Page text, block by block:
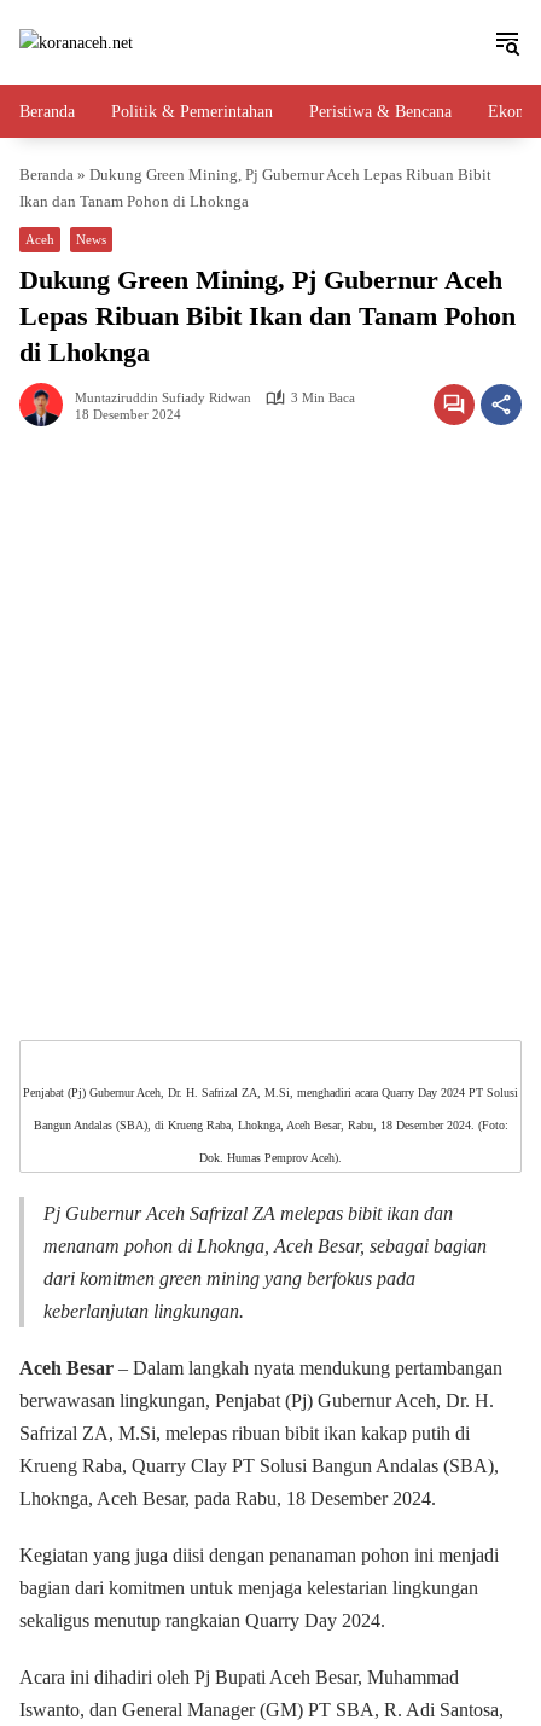
Beranda Politik & Pemerintahan Peristiwa & Bencana
Beranda » Dukung Green Mining, Pj Gubernur Aceh Lepas Ribuan Bibit
Ikan dan Tanam Pohon di Lhoknga
Aceh News
Dukung Green Mining, Pj Gubernur Aceh
Lepas Ribuan Bibit Ikan dan Tanam Pohon
di Lhoknga
Muntaziruddin Sufiady Ridwan
3 Min Baca
18 Desember 2024
Penjabat (Pj) Gubernur Aceh, Dr. H. Safrizal ZA, M.Si, menghadiri acara Quarry Day 2024 PT Solusi
Bangun Andalas (SBA), di Krueng Raba, Lhoknga, Aceh Besar, Rabu, 18 Desember 2024. (Foto:
Dok. Humas Pemprov Aceh).
Pj Gubernur Aceh Safrizal ZA melepas bibit ikan dan
menanam pohon di Lhoknga, Aceh Besar, sebagai bagian
dari komitmen green mining yang berfokus pada
keberlanjutan lingkungan.
Aceh Besar – Dalam langkah nyata mendukung pertambangan
berwawasan lingkungan, Penjabat (Pj) Gubernur Aceh, Dr. H.
Safrizal ZA, M.Si, melepas ribuan bibit ikan kakap putih di
Krueng Raba, Quarry Clay PT Solusi Bangun Andalas (SBA),
Lhoknga, Aceh Besar, pada Rabu, 18 Desember 2024.
Kegiatan yang juga diisi dengan penanaman pohon ini menjadi
bagian dari komitmen untuk menjaga kelestarian lingkungan
sekaligus menutup rangkaian Quarry Day 2024.
Acara ini dihadiri oleh Pj Bupati Aceh Besar, Muhammad
Iswanto, dan General Manager (GM) PT SBA, R. Adi Santosa,